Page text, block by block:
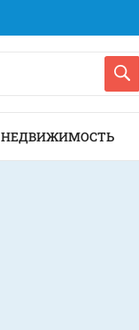
НЕДВИЖИМОСТЬ